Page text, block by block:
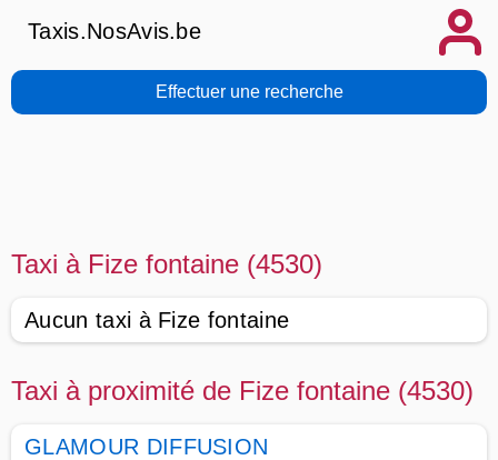
Taxis.NosAvis.be
Effectuer une recherche
Taxi à Fize fontaine (4530)
Aucun taxi à Fize fontaine
Taxi à proximité de Fize fontaine (4530)
GLAMOUR DIFFUSION